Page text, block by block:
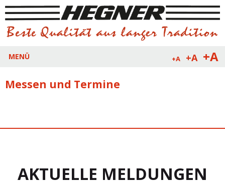
+A +A +A
MENÜ
Messen und Termine
AKTUELLE MELDUNGEN